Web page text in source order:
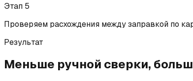
Этап 5
Проверяем расхождения между заправкой по
Результат
Меньше ручной сверки,